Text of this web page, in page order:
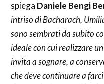
spiega Daniele Bengi
intriso di Bacharach,
sono sembrati da subito
ideale con cui realizzare
invita a sognare, a
che deve continuare a